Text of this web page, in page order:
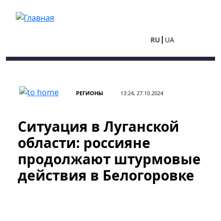
RU UA
РЕГИОНЫ 13:24, 27.10.2024
Ситуация в Луганской
области: россияне
продолжают штурмовые
действия в Белогоровке